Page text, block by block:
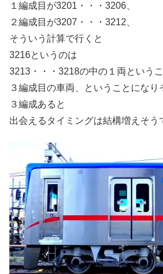
１編成目が3201・・・3206、
２編成目が3207・・・3212、
そういう計算で行くと
3216というのは
3213・・・3218の中の１両というこ
３編成目の車両、ということになり
３編成あると
出会えるタイミングは結構増えそう